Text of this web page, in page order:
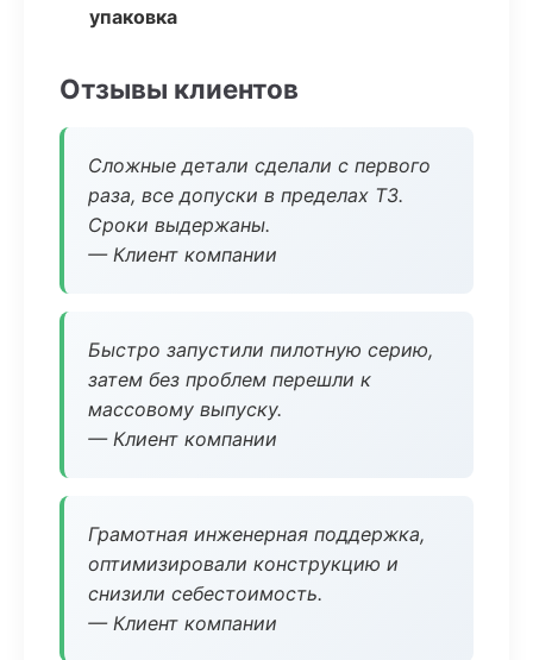
упаковка
Отзывы клиентов
Сложные детали сделали с первого
раза, все допуски в пределах ТЗ.
Сроки выдержаны.
— Клиент компании
Быстро запустили пилотную серию,
затем без проблем перешли к
массовому выпуску.
— Клиент компании
Грамотная инженерная поддержка,
оптимизировали конструкцию и
снизили себестоимость.
— Клиент компании